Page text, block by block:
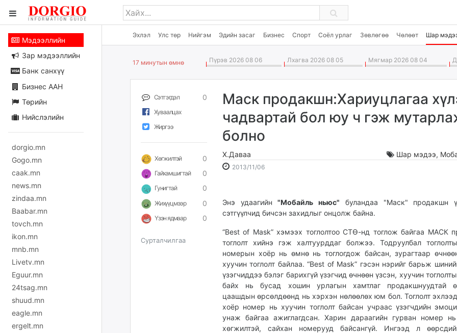
Эхлэл Улс төр Нийгэм Эдийн засаг Бизнес Спорт Соёл урлаг Зөвлөгөө Чөлөөт Шар
Мэдээллийн
Зар мэдээллийн
Банк санхүү
Бизнес ААН
Төрийн
Нийслэлийн
dorgio.mn
Gogo.mn
caak.mn
news.mn
zindaa.mn
Baabar.mn
tovch.mn
ikon.mn
mnb.mn
Livetv.mn
Eguur.mn
24tsag.mn
shuud.mn
eagle.mn
ergelt.mn
17 минутын өмнө Пүрэв 2026 08 06 Лхагва 2026 08 05 Мягмар 2026 08 04
Сэтгэгдэл 0
Хуваалцах
Жиргээ
Хөгжилтэй 0
Гайхамшигтай 0
Гунигтай 0
Жихүүцмээр 0
Үзэн ядмаар 0
Сурталчилгаа
Маск продакшн:Хариуцлагаа
чадвартай бол юу ч гэж
болно
Х.Даваа Шар мэдээ,
2013/11/062013-
18:15:42
2026-
14:22:05
Энэ удаагийн "Мобайль ньюс" буландаа "Маск" продакшн
сэтгүүлчид бичсэн захидлыг онцолж байна.
“Best of Mask” хэмээх тоглолтоо СТӨ-нд тоглож байгаа МАСК
тоглолт хийнэ гэж халтуурддаг болжээ. Тодруулбал
номерын хоёр нь өмнө нь тоглогдож байсан, зурагтаар
хуучин тоглолт байлаа. “Best of Mask” гэсэн нэрийг барьж
үзэгчиддээ бэлэг барихгүй үзэгчид өчнөөн үзсэн, хуучин
байх нь бусад хошин урлагын хамтлаг продакшнуудтай
цаашдын өрсөлдөөнд нь хэрхэн нөлөөлөх юм бол. Тоглолт
хоёр номер нь хуучин тоглолт байсан учраас үзэгчдийн
унаж байгаа ажиглагдсан. Харин дараагийн гурван номер
хөгжилтэй, сайхан номерууд байсангүй. Ингээд л